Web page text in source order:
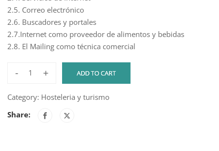
2.5. Correo electrónico
2.6. Buscadores y portales
2.7.Internet como proveedor de alimentos y bebidas
2.8. El Mailing como técnica comercial
-
Aplicación
sistemas
informáticos
+ ADD TO CART
Category: Hosteleria y turismo
Share: